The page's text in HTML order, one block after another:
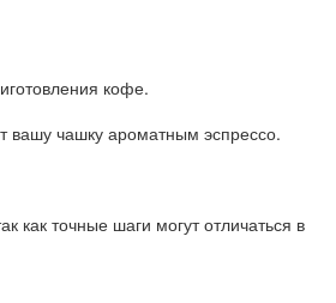
кофе.
вашу чашку ароматным эспрессо.
как точные шаги могут отличаться в